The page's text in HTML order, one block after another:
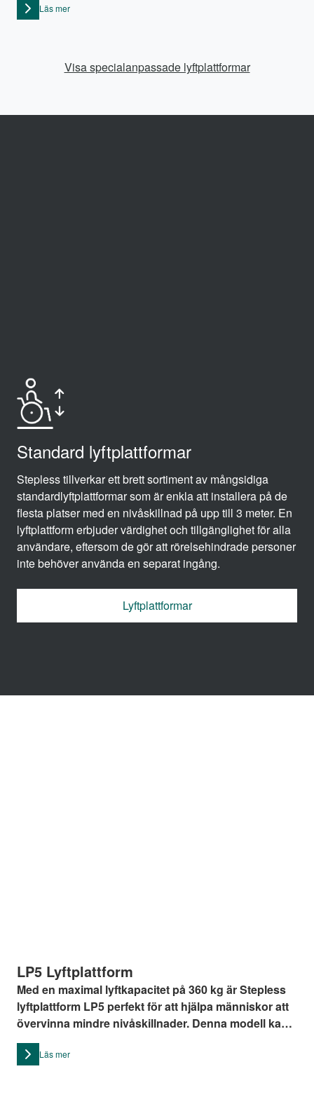
Läs mer
Visa specialanpassade lyftplattformar
Standard lyftplattformar
Stepless tillverkar ett brett sortiment av mångsidiga
standardlyftplattformar som är enkla att installera på de
flesta platser med en nivåskillnad på upp till 3 meter. En
lyftplattform erbjuder värdighet och tillgänglighet för alla
användare, eftersom de gör att rörelsehindrade personer
inte behöver använda en separat ingång.
Lyftplattformar
LP5 Lyftplattform
Med en maximal lyftkapacitet på 360 kg är Stepless
lyftplattform LP5 perfekt för att hjälpa människor att
övervinna mindre nivåskillnader. Denna modell kan
hantera lyft på upp till 690 mm om den är nersänkt i
golvet, och upp till 830 mm om den installeras
Läs mer